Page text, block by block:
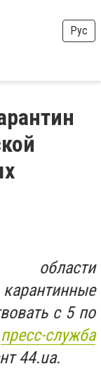
Рус
с 5 по
пресс-служба
44.ua.